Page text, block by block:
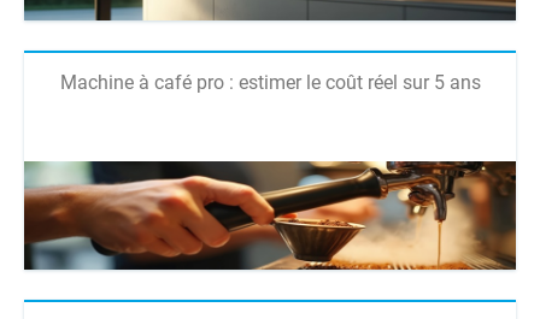
Machine à café pro : estimer le coût réel sur 5 ans